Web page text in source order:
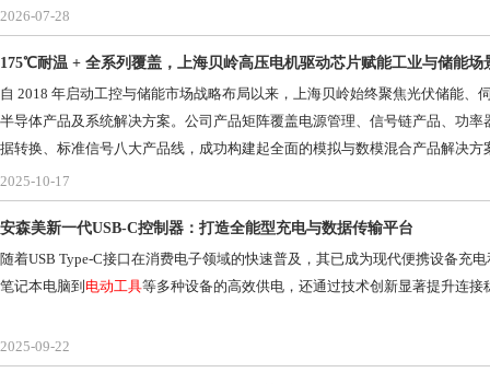
2026-07-28
175℃耐温 + 全系列覆盖，上海贝岭高压电机驱动芯片赋能工业与储能场
自 2018 年启动工控与储能市场战略布局以来，上海贝岭始终聚焦光伏储能、
半导体产品及系统解决方案。公司产品矩阵覆盖电源管理、信号链产品、功
据转换、标准信号八大产品线，成功构建起全面的模拟与数模混合产品解决
2025-10-17
安森美新一代USB-C控制器：打造全能型充电与数据传输平台
随着USB Type-C接口在消费电子领域的快速普及，其已成为现代便携设备充
笔记本电脑到 电动工具等多种设备的高效供电，还通过技术创新显著提升连
2025-09-22